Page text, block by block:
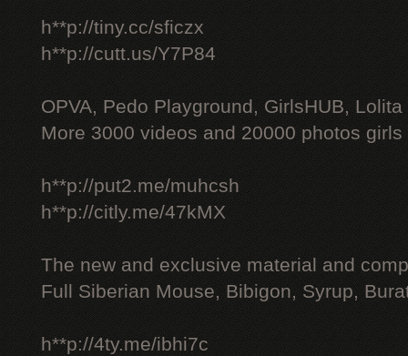
h**p://tiny.cc/sficzx
h**p://cutt.us/Y7P84
OPVA, Pedo Playground, GirlsHUB, Lolita
More 3000 videos and 20000 photos
h**p://put2.me/muhcsh
h**p://citly.me/47kMX
The new and exclusive material and
Full Siberian Mouse, Bibigon, Syrup,
h**p://4ty.me/ibhi7c